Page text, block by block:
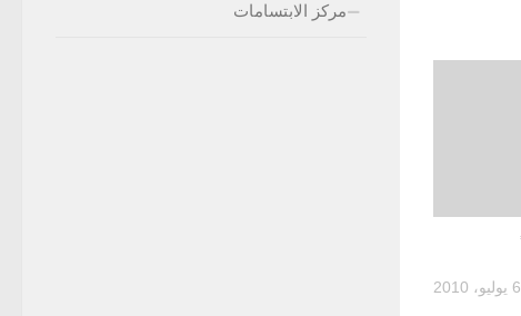
6 يوليو، 2010
مركز الابتسامات